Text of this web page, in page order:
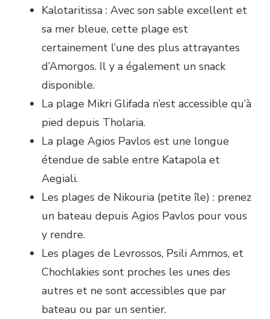
Kalotaritissa : Avec son sable excellent et
sa mer bleue, cette plage est
certainement l’une des plus attrayantes
d’Amorgos. Il y a également un snack
disponible.
La plage Mikri Glifada n’est accessible qu’à
pied depuis Tholaria.
La plage Agios Pavlos est une longue
étendue de sable entre Katapola et
Aegiali.
Les plages de Nikouria (petite île) : prenez
un bateau depuis Agios Pavlos pour vous
y rendre.
Les plages de Levrossos, Psili Ammos, et
Chochlakies sont proches les unes des
autres et ne sont accessibles que par
bateau ou par un sentier.